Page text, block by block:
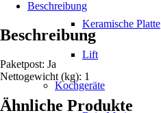
Keramische Platte
Lift
Kochgeräte
Beschreibung
Beschreibung
Paketpost: Ja
Nettogewicht (kg): 1
Ähnliche Produkte